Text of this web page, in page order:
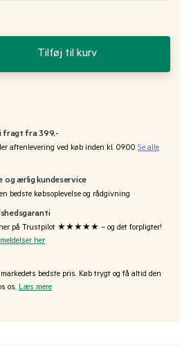
Tilføj til kurv
fragt fra 399,-
aftenlevering ved køb inden kl. 09:00 Se alle
og ærlig kundeservice
bedste købsoplevelse og rådgivning
på Trustpilot ★★★★★ – og det forpligter!
her
bedste pris. Køb trygt og få altid den
os. Læs mere